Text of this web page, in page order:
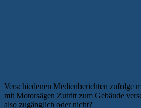
Verschiedenen Medienberichten zufolge
mit Motorsägen Zutritt zum Gebäude
also zugänglich oder nicht?